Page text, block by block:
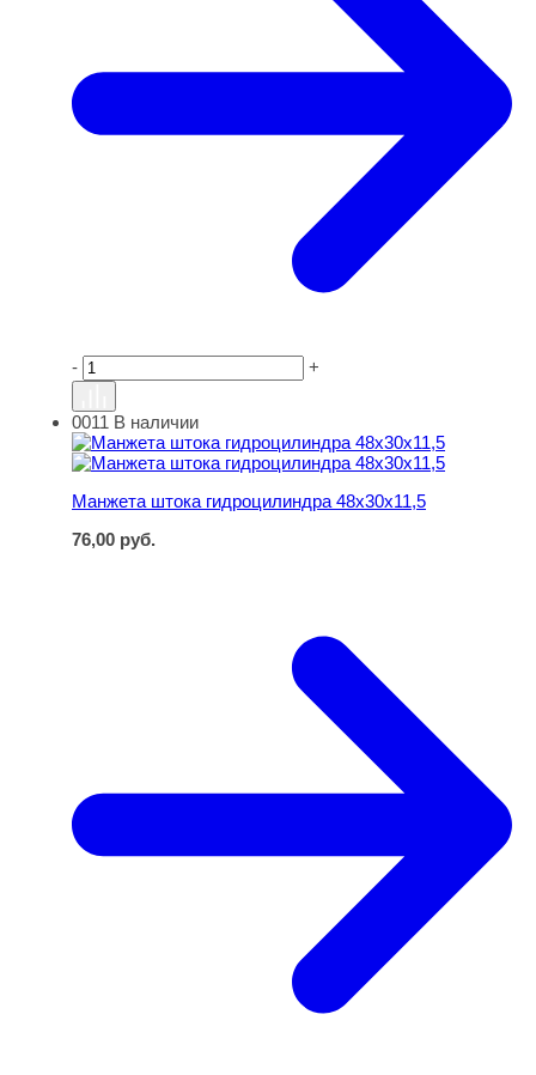
- +
Манжета штока гидроцилиндра 48х30х11,5
0011 В наличии
Манжета штока гидроцилиндра 48х30х11,5
76,00 руб.